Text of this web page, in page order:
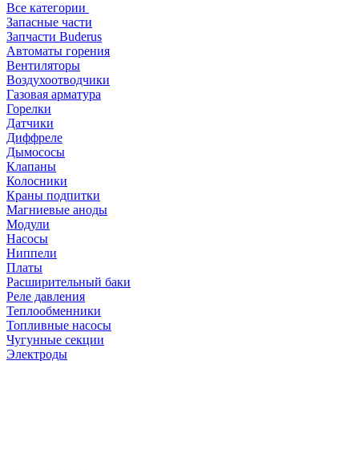
Все категории
Запасные части
Запчасти Buderus
Автоматы горения
Вентиляторы
Воздухоотводчики
Газовая арматура
Горелки
Датчики
Диффреле
Дымососы
Клапаны
Колосники
Краны подпитки
Магниевые аноды
Модули
Насосы
Ниппели
Платы
Расширительный баки
Реле давления
Теплообменники
Топливные насосы
Чугунные секции
Электроды